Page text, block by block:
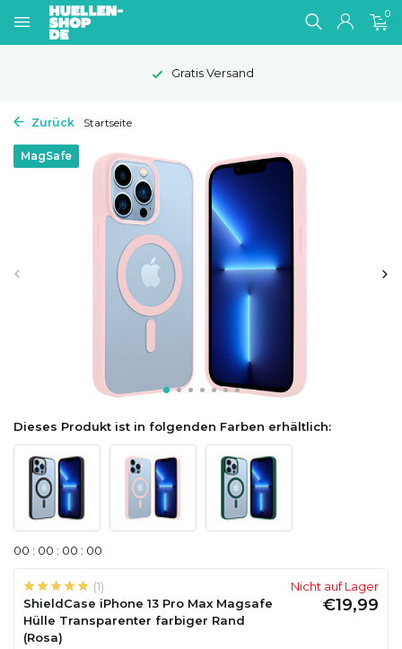
0
Gratis Versand
Zurück Startseite
MagSafe
Dieses Produkt ist in folgenden Farben erhältlich:
00 : 00 : 00 : 00
(1)
ShieldCase iPhone 13 Pro Max Magsafe
Hülle Transparenter farbiger Rand
(Rosa)
Nicht auf Lager
€19,99